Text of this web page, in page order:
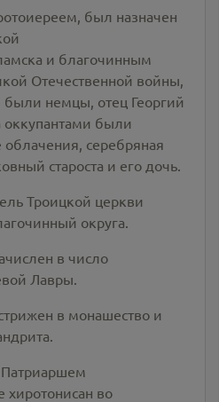
был назначен
и благочинным
Отечественной войны,
были немцы, отец Георгий
оккупантами были
серебряная
староста и его дочь.
Троицкой церкви
округа.
в число
Лавры.
в монашество и
Патриаршем
хиротонисан во